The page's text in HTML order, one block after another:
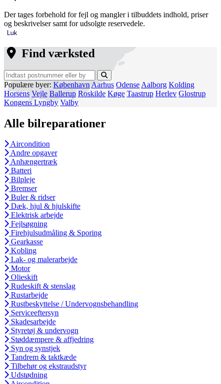
Der tages forbehold for fejl og mangler i tilbuddets indhold, priser
og beskrivelser samt for udsolgte reservedele.
Luk
Find værksted
Populære byer: København Aarhus Odense Aalborg Kolding
Horsens Vejle Ballerup Roskilde Køge Taastrup Herlev Glostrup
Kongens Lyngby Valby
Alle bilreparationer
Aircondition
Andre opgaver
Anhængertræk
Batteri
Bilpleje
Bremser
Buler & ridser
Dæk, hjul & hjulskifte
Elektrisk arbejde
Fejlsøgning
Firehjulsudmåling & Sporing
Gearkasse
Kobling
Lak- og malerarbejde
Motor
Olieskift
Rudeskift & stenslag
Rustarbejde
Rustbeskyttelse / Undervognsbehandling
Serviceeftersyn
Skadesarbejde
Styretøj & undervogn
Støddæmpere & affjedring
Syn og synstjek
Tandrem & taktkæde
Tilbehør og ekstraudstyr
Udstødning